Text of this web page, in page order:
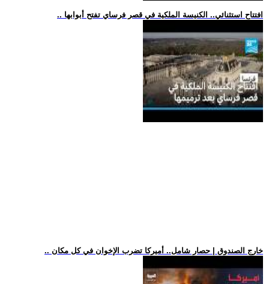
.. افتتاح استثنائي.. الكنيسة الملكية في قصر فرساي تفتح أبوابها
.. خارج الصندوق | حصار شامل.. أميركا تضرب الإخوان في كل مكان